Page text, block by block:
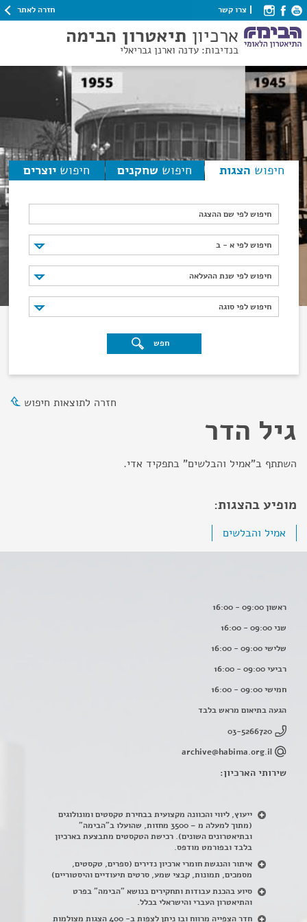
צרו קשר חזרה לאתר
ארכיון תיאטרון הבימה
בנדיבות: עדנה וארנן גבריאלי
חיפוש הצגות חיפוש שחקנים חיפוש יוצרים
חיפוש לפי שם ההצגה
חיפוש לפי א - ב
חיפוש לפי א - ב
חיפוש לפי שנת ההעלאה
חיפוש לפי שנת ההעלאה
חיפוש לפי סוגה
חיפוש לפי סוגה
חפש
חזרה לתוצאות חיפוש
גיל הדר
השתתף ב"אמיל והבלשים" בתפקיד אדי.
מופיע בהצגות:
אמיל והבלשים
ראשון 09:00 - 16:00
שני 09:00 - 16:00
שלישי 09:00 - 16:00
רביעי 09:00 - 16:00
חמישי 09:00 - 16:00
הגעה בתיאום מראש בלבד
03-5266720
archive@habima.org.il
שירותי הארכיון:
ייעוץ, ליווי והכוונה מקצועית בבחירת טקסטים ומונולוגים
(מתוך למעלה מ – 3500 מחזות, שהועלו ב"הבימה"
ובתיאטרונים השונים). רכישת הטקסטים מתבצעת בארכיון
בלבד ובפורמט מודפס.
איתור והנגשת חומרי ארכיון נדירים (ספרים, טקסטים,
מסמכים, תמונות, קבצי שמע, סרטים תיעודיים והיסטוריים)
סיוע בהכנת עבודות ותחקירים בנושא "הבימה" בפרט
והתיאטרון העברי והישראלי בכלל.
חדר הצפייה מרווח ובו ניתן לצפות ב- 400 הצגות מצולמות